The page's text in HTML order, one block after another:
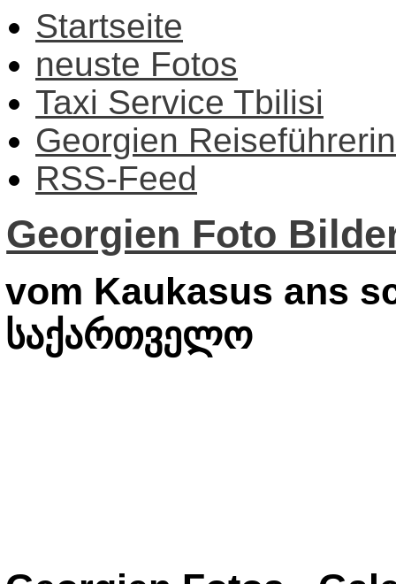
Startseite
neuste Fotos
Taxi Service Tbilisi
Georgien Reiseführerin
RSS-Feed
Georgien Foto
vom Kaukasus ans
საქართველო